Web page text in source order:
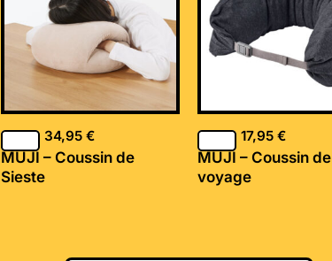
34,95 €
MUJI – Coussin de
Sieste
17,95 €
MUJI – Coussin de
voyage